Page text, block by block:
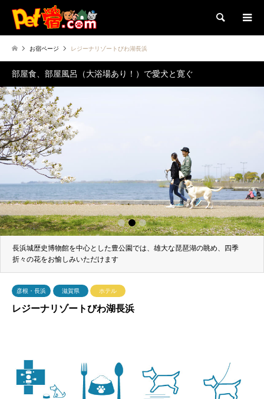
検索
お宿ページ レジーナリゾートびわ湖長浜
部屋食、部屋風呂（大浴場あり！）で愛犬と寛ぐ
長浜城歴史博物館を中心とした豊公園では、雄大な琵琶湖の眺め、四季
折々の花をお愉しみいただけます
1 2 3
彦根・長浜 滋賀県 ホテル
レジーナリゾートびわ湖長浜